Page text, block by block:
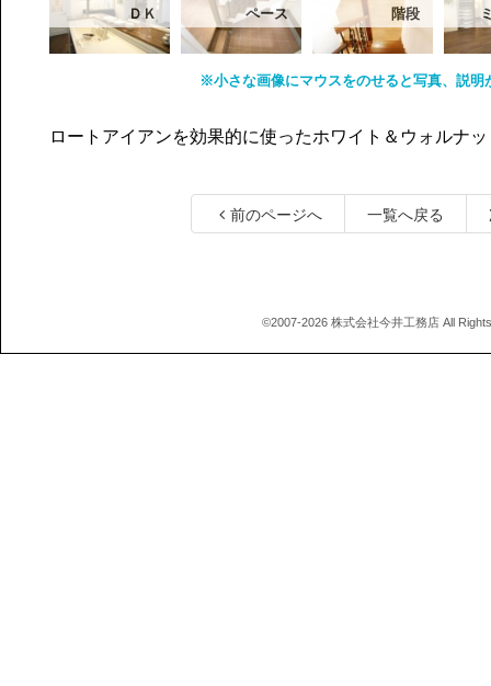
ＤＫ
ペース
階段
※小さな画像にマウスをのせると写真、説明
ロートアイアンを効果的に使ったホワイト＆ウォルナ
前のページへ 一覧へ戻る
©2007-2026 株式会社今井工務店 All